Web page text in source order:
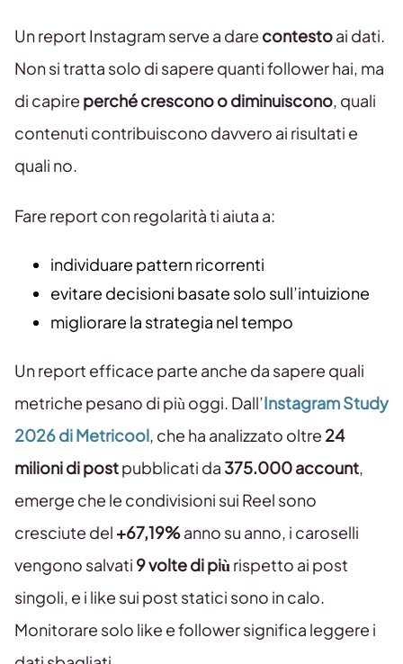
Un report Instagram serve a dare contestoai dati.
Non si tratta solo di sapere quanti follower hai, ma
di capire perché crescono o diminuiscono, quali
contenuti contribuiscono davvero ai risultati e
quali no.
Fare report con regolarità ti aiuta a:
individuare pattern ricorrenti
evitare decisioni basate solo sull’intuizione
migliorare la strategia nel tempo
Un report efficace parte anche da sapere quali
metriche pesano di più oggi. Dall’Instagram Study
2026 di Metricool, che ha analizzato oltre 24
milioni di postpubblicati da 375.000 account,
emerge che le condivisioni sui Reel sono
cresciute del +67,19%anno su anno, i caroselli
vengono salvati 9 volte di più rispetto ai post
singoli, e i like sui post statici sono in calo.
Monitorare solo like e follower significa leggere i